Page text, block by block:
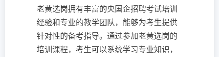
老黄选岗拥有丰富的央国企招聘考试培训
经验和专业的教学团队，能够为考生提供
针对性的备考指导。通过参加老黄选岗的
培训课程，考生可以系统学习专业知识，